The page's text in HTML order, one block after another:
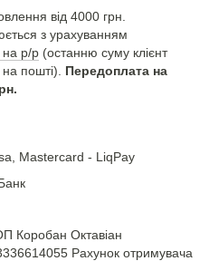
від 4000 грн.
з урахуванням
на р/р (останню суму клієнт
пошті). Передоплата на
Mastercard - LiqPay
Коробан Октавіан
Рахунок отримувача